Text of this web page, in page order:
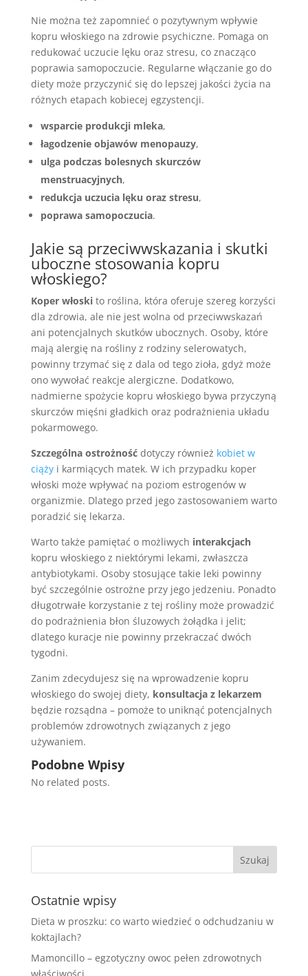
Nie można też zapomnieć o pozytywnym wpływie
kopru włoskiego na zdrowie psychiczne. Pomaga on
redukować uczucie lęku oraz stresu, co znacząco
poprawia samopoczucie. Regularne włączanie go do
diety może przyczynić się do lepszej jakości życia na
różnych etapach kobiecej egzystencji.
wsparcie produkcji mleka,
łagodzenie objawów menopauzy,
ulga podczas bolesnych skurczów
menstruacyjnych,
redukcja uczucia lęku oraz stresu,
poprawa samopoczucia.
Jakie są przeciwwskazania i skutki
uboczne stosowania kopru
włoskiego?
Koper włoskito roślina, która oferuje szereg korzyści
dla zdrowia, ale nie jest wolna od przeciwwskazań
ani potencjalnych skutków ubocznych. Osoby, które
mają alergię na rośliny z rodziny selerowatych,
powinny trzymać się z dala od tego zioła, gdyż może
ono wywołać reakcje alergiczne. Dodatkowo,
nadmierne spożycie kopru włoskiego bywa przyczyną
skurczów mięśni gładkich oraz podrażnienia układu
pokarmowego.
Szczególna ostrożnośćdotyczy również kobiet w
ciążyi karmiących matek. W ich przypadku koper
włoski może wpływać na poziom estrogenów w
organizmie. Dlatego przed jego zastosowaniem warto
poradzić się lekarza.
Warto także pamiętać o możliwych interakcjach
kopru włoskiego z niektórymi lekami, zwłaszcza
antybiotykami. Osoby stosujące takie leki powinny
być szczególnie ostrożne przy jego jedzeniu. Ponadto
długotrwałe korzystanie z tej rośliny może prowadzić
do podrażnienia błon śluzowych żołądka i jelit;
dlatego kuracje nie powinny przekraczać dwóch
tygodni.
Zanim zdecydujesz się na wprowadzenie kopru
włoskiego do swojej diety, konsultacja z lekarzem
będzie rozsądna – pomoże to uniknąć potencjalnych
problemów zdrowotnych związanych z jego
używaniem.
Podobne Wpisy
No related posts.
Ostatnie wpisy
Dieta w proszku: co warto wiedzieć o odchudzaniu w
koktajlach?
Mamoncillo – egzotyczny owoc pełen zdrowotnych